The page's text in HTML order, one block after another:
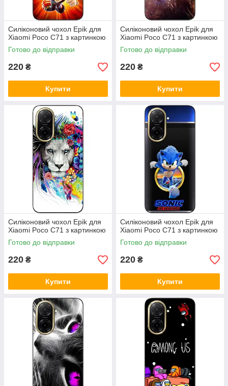
Силіконовий чохол Epik для
Xiaomi Poco C71 з картинкою
Готово до відправки
220 ₴
Купити
Силіконовий чохол Epik для
Xiaomi Poco C71 з картинкою
Готово до відправки
220 ₴
Купити
Силіконовий чохол Epik для
Xiaomi Poco C71 з картинкою
Готово до відправки
220 ₴
Купити
Силіконовий чохол Epik для
Xiaomi Poco C71 з картинкою
Готово до відправки
220 ₴
Купити